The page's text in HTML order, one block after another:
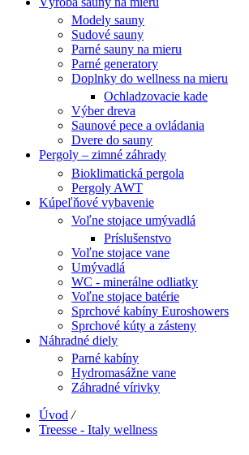
Modely sauny
Sudové sauny
Parné sauny na mieru
Parné generatory
Doplnky do wellness na mieru
Ochladzovacie kade
Výber dreva
Saunové pece a ovládania
Dvere do sauny
Pergoly – zimné záhrady
Bioklimatická pergola
Pergoly AWT
Kúpeľňové vybavenie
Voľne stojace umývadlá
Príslušenstvo
Voľne stojace vane
Umývadlá
WC - minerálne odliatky
Voľne stojace batérie
Sprchové kabíny Euroshowers
Sprchové kúty a zásteny
Náhradné diely
Parné kabíny
Hydromasážne vane
Záhradné vírivky
Úvod /
Treesse - Italy wellness